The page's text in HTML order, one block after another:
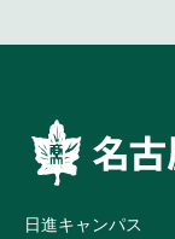
日進キャンパス